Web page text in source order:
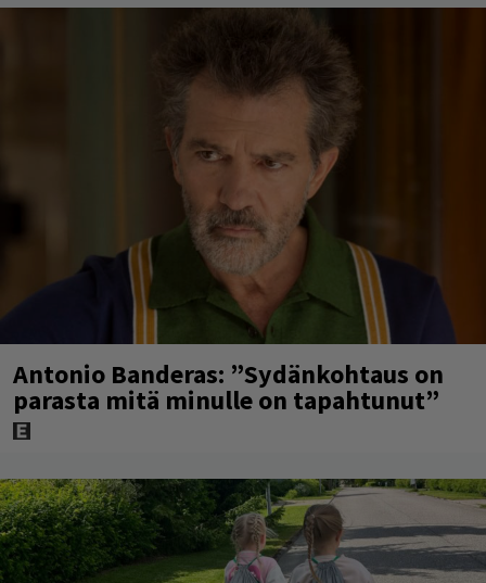
Antonio Banderas: ”Sydänkohtaus on
parasta mitä minulle on tapahtunut”